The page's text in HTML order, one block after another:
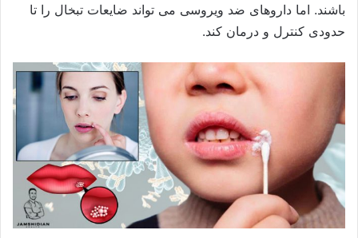
باشند. اما داروهای ضد ویروسی می تواند ضایعات تبخال را تا
حدودی کنترل و درمان کند.